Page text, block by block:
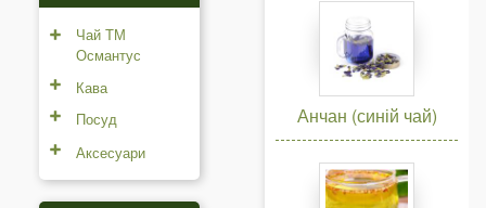
Чай ТМ
Османтус
Кава
Посуд
Аксесуари
Анчан (синій чай)